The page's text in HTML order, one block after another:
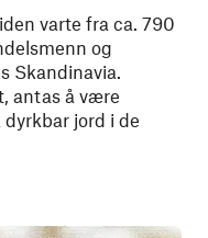
varte fra ca. 790
og
Skandinavia.
antas å være
jord i de